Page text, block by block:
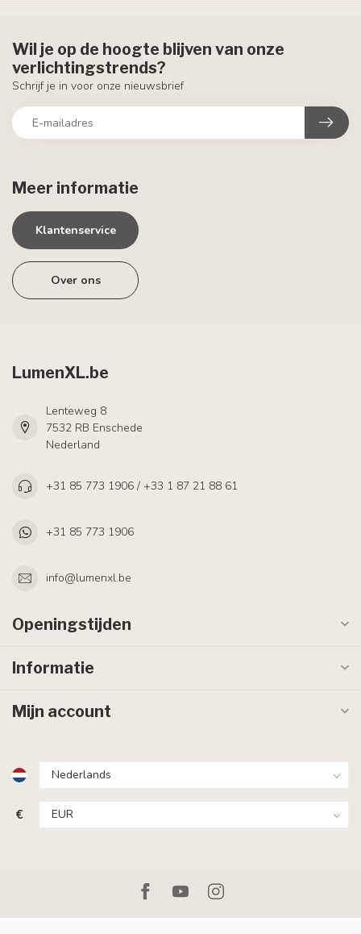
Meer informatie
Klantenservice
Over ons
Wil je op de hoogte blijven van onze
verlichtingstrends?
Schrijf je in voor onze nieuwsbrief
LumenXL.be
Lenteweg 8
7532 RB Enschede
Nederland
+31 85 773 1906 / +33 1 87 21 88 61
+31 85 773 1906
info@lumenxl.be
Openingstijden
Informatie
Mijn account
€